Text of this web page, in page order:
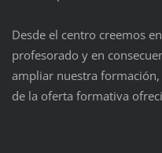
Desde el centro creemos
profesorado y en
ampliar nuestra
de la oferta formativa